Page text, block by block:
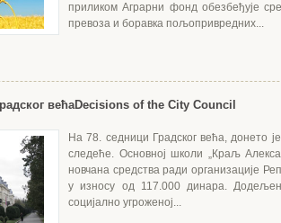
приликом Аграрни фонд обезбеђује
превоза и боравка пољопривредних...
већаDecisions of the City Council
На 78. седници Градског већа, донето
следеће. Основној школи „Краљ
новчана средства ради организације
у износу од 117.000 динара.
социјално угроженој...